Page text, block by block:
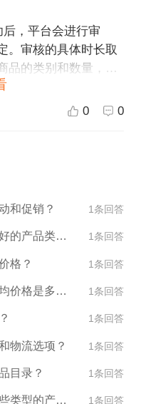
，平台会进行审
。审核的具体时长取
品的类别和数量，通
通过，平台会给出具
0 0
和促销？ 1条回答
法国乐天平台上有哪些销售量最好的产品类别？ 1条回答
格？ 1条回答
在法国乐天平台上销售产品的平均价格是多少？ 1条回答
1条回答
物流选项？ 1条回答
目录？ 1条回答
我可以在法国乐天平台上销售哪些类型的产品？ 1条回答